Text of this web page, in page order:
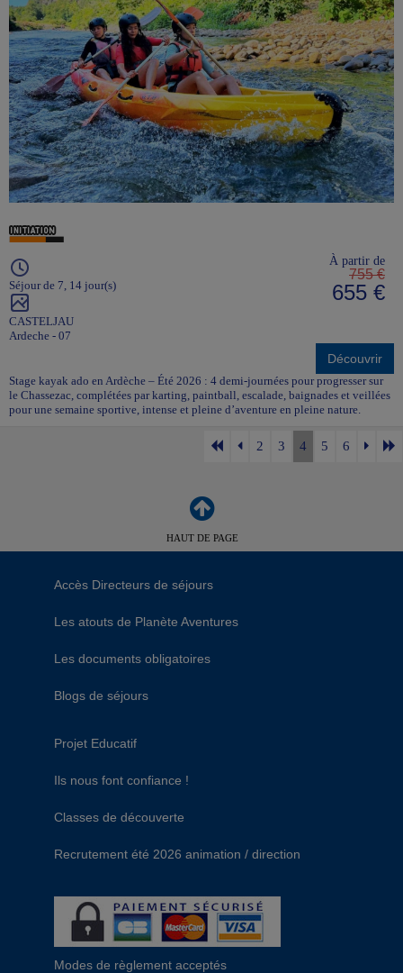
Séjour de 7, 14 jour(s)
CASTELJAU
Ardeche - 07
À partir de
755 €
655 €
Découvrir
Stage kayak ado en Ardèche – Été 2026 : 4 demi-journées pour progresser sur
le Chassezac, complétées par karting, paintball, escalade, baignades et veillées
pour une semaine sportive, intense et pleine d’aventure en pleine nature.
2 3 4 5 6
HAUT DE PAGE
Accès Directeurs de séjours
Les atouts de Planète Aventures
Les documents obligatoires
Blogs de séjours
Projet Educatif
Ils nous font confiance !
Classes de découverte
Recrutement été 2026 animation / direction
Modes de règlement acceptés